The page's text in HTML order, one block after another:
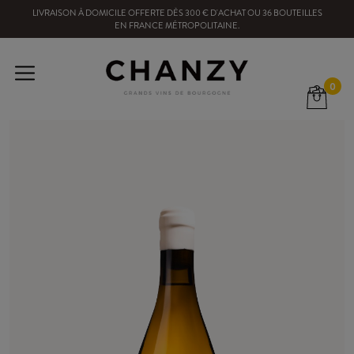
LIVRAISON À DOMICILE OFFERTE DÈS300€ D'ACHAT OU 36BOUTEILLES
EN FRANCE MÉTROPOLITAINE.
0